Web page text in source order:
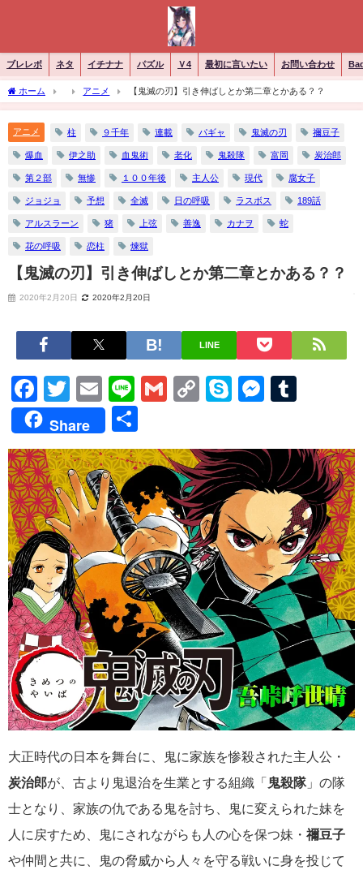
ブレレボ ネタ イチナナ パズル Ｖ4 最初に言いたい お問い合わせ
ホーム アニメ 【鬼滅の刃】引き伸ばしとか第二章とかある？？
アニメ 柱 ９千年 連載 パギャ 鬼滅の刃 禰豆子
爆血 伊之助 血鬼術 老化 鬼殺隊 富岡 炭治郎
第２部 無惨 １００年後 主人公 現代 腐女子
ジョジョ 予想 全滅 日の呼吸 ラスボス 189話
アルスラーン 猪 上弦 善逸 カナヲ 蛇
花の呼吸 恋柱 煉獄
【鬼滅の刃】引き伸ばしとか第二章とかある？？
2020年2月20日 2020年2月20日
LINE
Facebook
Twitter
EmailLineGmailCopySkype
Share
有
大正時代の日本を舞台に、鬼に家族を惨殺された主人公・
炭治郎が、古より鬼退治を生業とする組織「 鬼殺隊 」の隊
士となり、家族の仇である鬼を討ち、鬼に変えられた妹を
人に戻すため、鬼にされながらも人の心を保つ妹・ 禰豆子
や仲間と共に、鬼の脅威から人々を守る戦いに身を投じて